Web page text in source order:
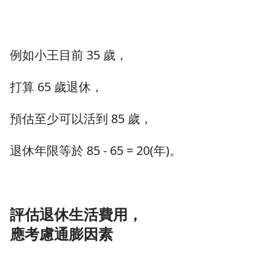
例如小王目前 35 歲，
打算 65 歲退休，
預估至少可以活到 85 歲，
退休年限等於 85 - 65 = 20(年)。
評估退休生活費用，
應考慮通膨因素